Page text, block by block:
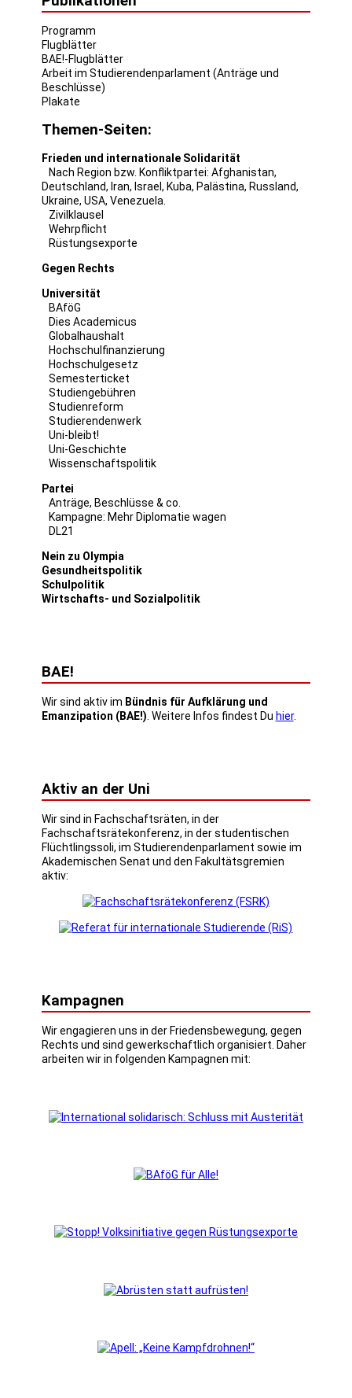
Programm
Flugblätter
BAE!-Flugblätter
Arbeit im Studierendenparlament (Anträge und
Beschlüsse)
Plakate
Themen-Seiten:
Frieden und internationale Solidarität
Nach Region bzw. Konfliktpartei: Afghanistan,
Deutschland, Iran, Israel , Kuba, Palästina, Russland,
Ukraine, USA, Venezuela
Zivilklausel
Wehrpflicht
Rüstungsexporte
Gegen Rechts
Universität
BAföG
Dies Academicus
Globalhaushalt
Hochschulfinanzierung
Hochschulgesetz
Semesterticket
Studiengebühren
Studienreform
Studierendenwerk
Uni-bleibt!
Uni-Geschichte
Wissenschaftspolitik
Partei
Anträge, Beschlüsse & co.
Kampagne: Mehr Diplomatie wagen
DL21
Nein zu Olympia
Gesundheitspolitik
Schulpolitik
Wirtschafts- und Sozialpolitik
BAE!
Wir sind aktiv im Bündnis für Aufklärung und
Emanzipation (BAE!) . Weitere Infos findest Du hier.
Aktiv an der Uni
Wir sind in Fachschaftsräten, in der
Fachschaftsrätekonferenz, in der studentischen
Flüchtlingssoli, im Studierendenparlament sowie im
Akademischen Senat und den Fakultätsgremien
aktiv:
Kampagnen
Wir engagieren uns in der Friedensbewegung, gegen
Rechts und sind gewerkschaftlich organisiert. Daher
arbeiten wir in folgenden Kampagnen mit: